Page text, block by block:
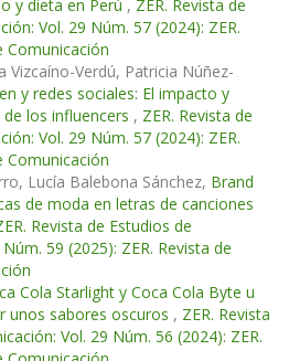
y dieta en Perú , ZER. Revista de
Vol. 29 Núm. 57 (2024): ZER.
Comunicación
Vizcaíno-Verdú, Patricia Núñez-
y redes sociales: El impacto y
los influencers , ZER. Revista de
Vol. 29 Núm. 57 (2024): ZER.
Comunicación
Lucía Balebona Sánchez, Brand
de moda en letras de canciones
Revista de Estudios de
59 (2025): ZER. Revista de
Cola Starlight y Coca Cola Byte u
unos sabores oscuros , ZER. Revista
Vol. 29 Núm. 56 (2024): ZER.